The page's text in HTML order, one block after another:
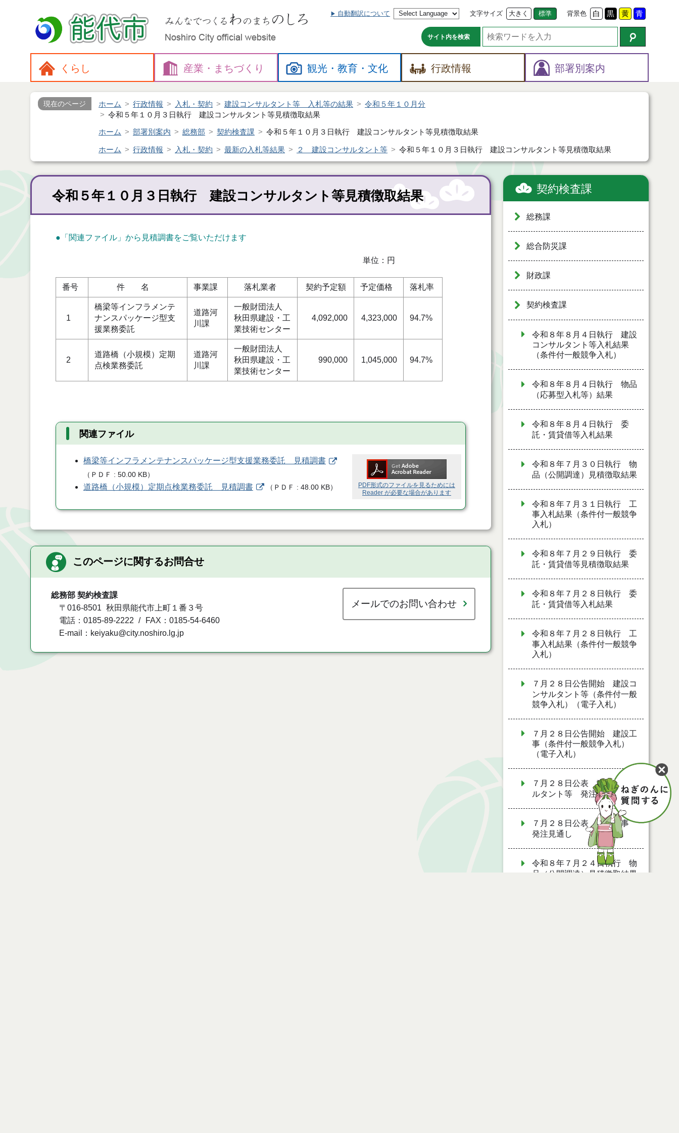
自動翻訳について 文字サイズ 大きく 標準 背景色 白 黒 黄 青
サイト内を検索
くらし 産業・ まちづくり 観光・教育・文化 行政情報 部署別案内
現在のページ ホーム 行政情報 入札・契約 建設コンサルタント等 入札等の結果
令和５年１０月分
令和５年１０月３日執行 建設コンサルタント等見積徴取結果
ホーム 部署別案内 総務部 契約検査課 令和５年１０月３日執行 建設コンサルタント等見積徴取結果
ホーム 行政情報 入札・契約 最新の入札等結果 ２ 建設コンサルタント等 令和５年１０月３日執行 建設コンサルタント等見積徴取結果
令和５年１０月３日執行 建設コンサルタント等見積徴取結果
●「関連ファイル」から見積調書をご覧いただけます
単位：円
番号 件 名 事業課 落札業者 契約予定額 予定価格 落札率
1
橋梁等インフラメンテ
ナンスパッケージ型支
援業務委託
道路河
川課
一般財団法人
秋田県建設・工
業技術センター
4,092,000 4,323,000 94.7%
2
道路橋（小規模）定期
点検業務委託
道路河
川課
一般財団法人
秋田県建設・工
業技術センター
990,000 1,045,000 94.7%
関連ファイル
PDF形式のファイルを見るためには
Reader が必要な場合があります
橋梁等インフラメンテナンスパッケージ型支援業務委託 見積調書
（ ＰＤＦ 50.00 KB）
道路橋（小規模）定期点検業務委託 見積調書 （ ＰＤＦ 48.00 KB）
このページに関するお問合せ
総務部 契約検査課
〒016-8501
秋田県能代市上町１番３号
電話：0185-89-2222
FAX：0185-54-6460
E-mail：keiyaku@city.noshiro.lg.jp
メールでのお問い合わせ
契約検査課
総務課
総合防災課
財政課
契約検査課
令和８年８月４日執行 建設
コンサルタント等入札結果
（条件付一般競争入札）
令和８年８月４日執行 物品
（応募型入札等）結果
令和８年８月４日執行 委
託・賃貸借等入札結果
令和８年７月３０日執行 物
品（公開調達）見積徴取結果
令和８年７月３１日執行 工
事入札結果（条件付一般競争
入札）
令和８年７月２９日執行 委
託・賃貸借等見積徴取結果
令和８年７月２８日執行 委
託・賃貸借等入札結果
令和８年７月２８日執行 工
事入札結果（条件付一般競争
入札）
７月２８日公告開始 建設コ
ンサルタント等（条件付一般
競争入札）（電子入札）
７月２８日公告開始 建設工
事（条件付一般競争入札）
（電子入札）
７月２８日公表 建設コンサ
ルタント等 発注見通し
７月２８日公表 建設工事
発注見通し
令和８年７月２４日執行 物
品（公開調達）見積徴取結果